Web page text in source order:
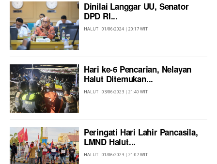
Dinilai Langgar UU, Senator
DPD RI...
HALUT 01/06/2024 | 20:17 WIT
Hari ke-6 Pencarian, Nelayan
Halut Ditemukan...
HALUT 03/06/2023 | 21:40 WIT
Peringati Hari Lahir Pancasila,
LMND Halut...
HALUT 01/06/2023 | 21:07 WIT